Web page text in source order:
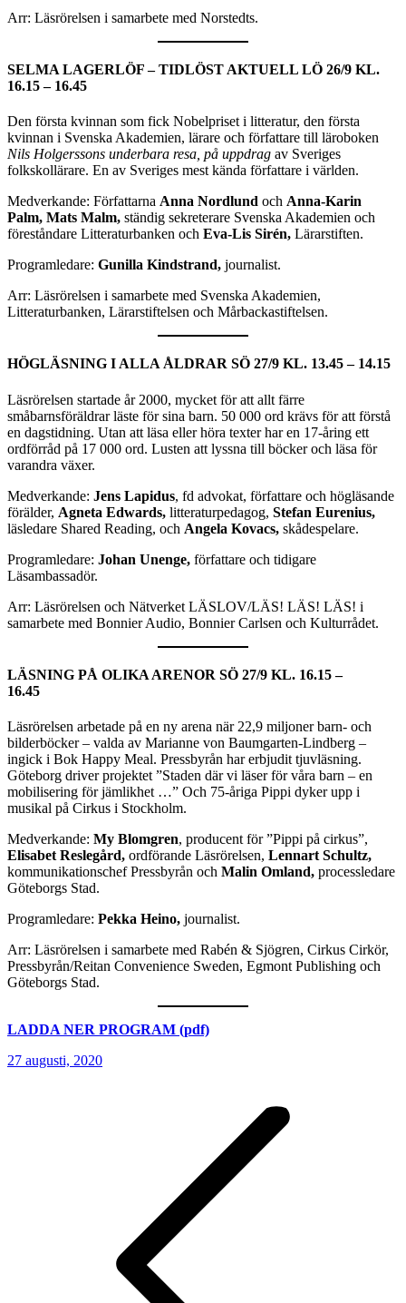
Arr: Läsrörelsen i samarbete med Norstedts.
SELMA LAGERLÖF – TIDLÖST AKTUELL LÖ 26/9 KL.
16.15 – 16.45
Den första kvinnan som fick Nobelpriset i litteratur, den första
kvinnan i Svenska Akademien, lärare och författare till läroboken
Nils Holgerssons underbara resa, på uppdrag av Sveriges
folkskollärare. En av Sveriges mest kända författare i världen.
Medverkande: Författarna Anna Nordlund och Anna-Karin
Palm, Mats Malm, ständig sekreterare Svenska Akademien och
föreståndare Litteraturbanken och Eva-Lis Sirén, Lärarstiften.
Programledare: Gunilla Kindstrand, journalist.
Arr: Läsrörelsen i samarbete med Svenska Akademien,
Litteraturbanken, Lärarstiftelsen och Mårbackastiftelsen.
HÖGLÄSNING I ALLA ÅLDRAR SÖ 27/9 KL. 13.45 – 14.15
Läsrörelsen startade år 2000, mycket för att allt färre
småbarnsföräldrar läste för sina barn. 50 000 ord krävs för att förstå
en dagstidning. Utan att läsa eller höra texter har en 17-åring ett
ordförråd på 17 000 ord. Lusten att lyssna till böcker och läsa för
varandra växer.
Medverkande: Jens Lapidus, fd advokat, författare och högläsande
förälder, Agneta Edwards, litteraturpedagog, Stefan Eurenius,
läsledare Shared Reading, och Angela Kovacs, skådespelare.
Programledare: Johan Unenge, författare och tidigare
Läsambassadör.
Arr: Läsrörelsen och Nätverket LÄSLOV/LÄS! LÄS! LÄS! i
samarbete med Bonnier Audio, Bonnier Carlsen och Kulturrådet.
LÄSNING PÅ OLIKA ARENOR SÖ 27/9 KL. 16.15 –
16.45
Läsrörelsen arbetade på en ny arena när 22,9 miljoner barn- och
bilderböcker – valda av Marianne von Baumgarten-Lindberg –
ingick i Bok Happy Meal. Pressbyrån har erbjudit tjuvläsning.
Göteborg driver projektet ”Staden där vi läser för våra barn – en
mobilisering för jämlikhet …” Och 75-åriga Pippi dyker upp i
musikal på Cirkus i Stockholm.
Medverkande: My Blomgren, producent för ”Pippi på cirkus”,
Elisabet Reslegård, ordförande Läsrörelsen, Lennart Schultz,
kommunikationschef Pressbyrån och Malin Omland, processledare
Göteborgs Stad.
Programledare: Pekka Heino, journalist.
Arr: Läsrörelsen i samarbete med Rabén & Sjögren, Cirkus Cirkör,
Pressbyrån/Reitan Convenience Sweden, Egmont Publishing och
Göteborgs Stad.
LADDA NER PROGRAM (pdf)
27 augusti, 2020